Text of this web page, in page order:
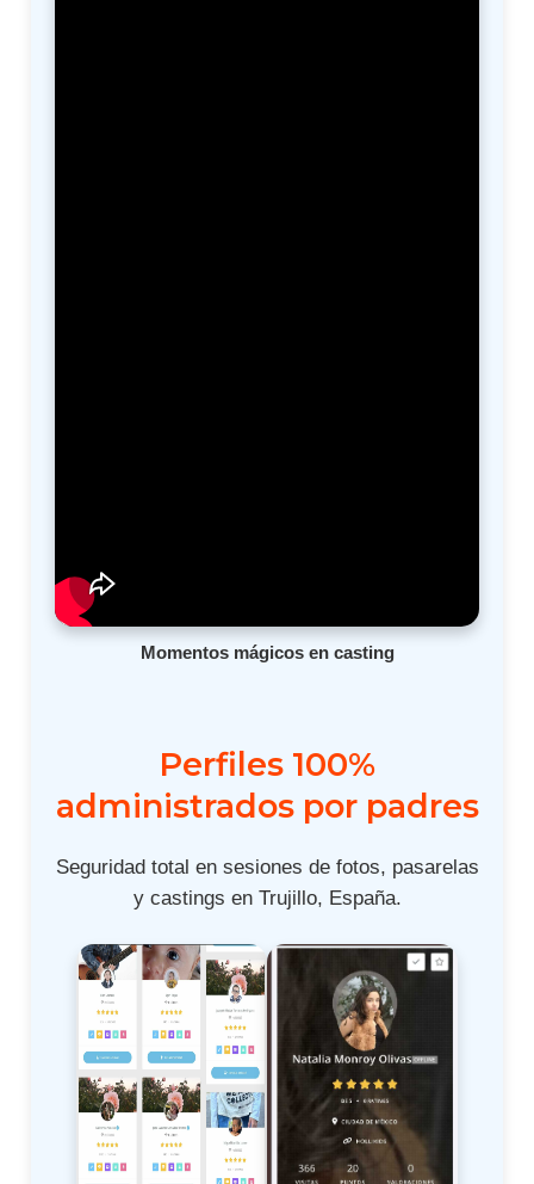
Momentos mágicos en casting
Perfiles 100%
administrados por padres
Seguridad total en sesiones de fotos, pasarelas
y castings en Trujillo, España.